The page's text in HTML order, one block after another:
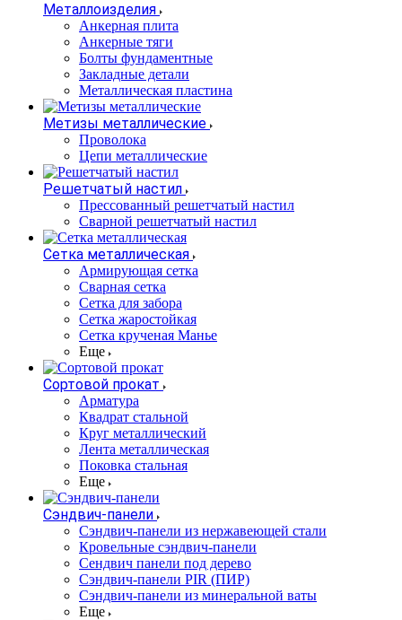
Металлоизделия
Анкерная плита
Анкерные тяги
Болты фундаментные
Закладные детали
Металлическая пластина
Метизы металлические
Проволока
Цепи металлические
Решетчатый настил
Прессованный решетчатый настил
Сварной решетчатый настил
Сетка металлическая
Армирующая сетка
Сварная сетка
Сетка для забора
Сетка жаростойкая
Сетка крученая Манье
Еще
Сортовой прокат
Арматура
Квадрат стальной
Круг металлический
Лента металлическая
Поковка стальная
Еще
Сэндвич-панели
Cэндвич-панели из нержавеющей стали
Кровельные сэндвич-панели
Сендвич панели под дерево
Сэндвич-панели PIR (ПИР)
Сэндвич-панели из минеральной ваты
Еще